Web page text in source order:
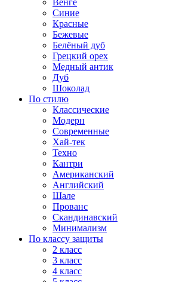
Венге
Синие
Красные
Бежевые
Белёный дуб
Грецкий орех
Медный антик
Дуб
Шоколад
По стилю
Классические
Модерн
Современные
Хай-тек
Техно
Кантри
Американский
Английский
Шале
Прованс
Скандинавский
Минимализм
По классу защиты
2 класс
3 класс
4 класс